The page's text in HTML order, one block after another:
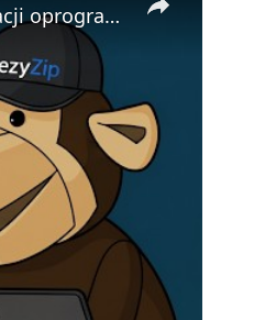
📦 Jak złamać hasło do pliku ZIP online za darmo | Bez instalacji oprogramowania